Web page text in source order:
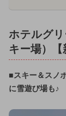
ホテルグ
キー場）【
■スキー＆スノ
に雪遊び場も♪